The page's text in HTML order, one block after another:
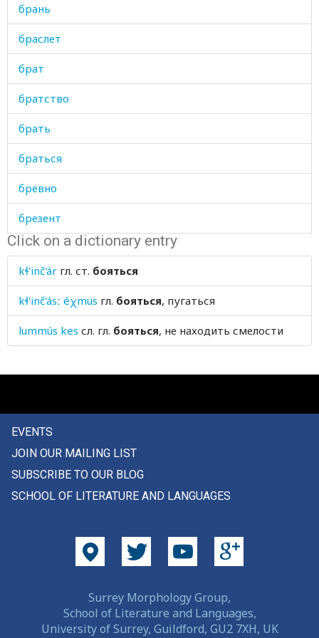
брань
браслет
брат
братство
брать
браться
бревно
брезент
бригада
брить
бровь
бродить
бросать
брус
Click on a dictionary entry
kɬ'inč'ár гл. ст. бояться
kɬ'inč'ásː éχmus гл. бояться, пугаться
lummús kes сл. гл. бояться, не находить смелости
EVENTS
JOIN OUR MAILING LIST
SUBSCRIBE TO OUR BLOG
SCHOOL OF LITERATURE AND LANGUAGES
Surrey Morphology Group,
School of Literature and Languages,
University of Surrey, Guildford, GU2 7XH, UK